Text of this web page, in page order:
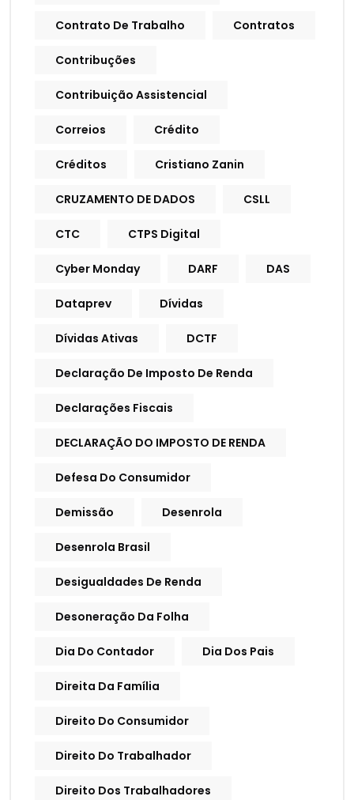
Contrato De Trabalho Contratos
Contribuções
Contribuição Assistencial
Correios Crédito
Créditos Cristiano Zanin
CRUZAMENTO DE DADOS CSLL
CTC CTPS Digital
Cyber Monday DARF DAS
Dataprev Dívidas
Dívidas Ativas DCTF
Declaração De Imposto De Renda
Declarações Fiscais
DECLARAÇÃO DO IMPOSTO DE RENDA
Defesa Do Consumidor
Demissão Desenrola
Desenrola Brasil
Desigualdades De Renda
Desoneração Da Folha
Dia Do Contador Dia Dos Pais
Direita Da Família
Direito Do Consumidor
Direito Do Trabalhador
Direito Dos Trabalhadores